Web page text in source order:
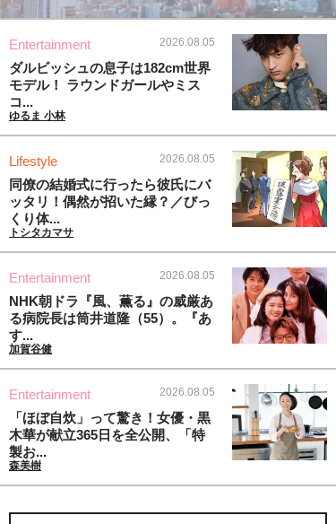
Entertainment 2026.08.05
ダルビッシュの息子は182cm世界
モデル！ ラウンドガールやミス
コ...
ゆるま 小林
Lifestyle 2026.08.05
同僚の結婚式に行ったら彼氏にバ
ッタリ！偶然が招いた縁？／びっ
くり体...
トシタカマサ
Entertainment 2026.08.05
NHK朝ドラ『風、薫る』の威厳あ
る病院長は筒井道隆（55）。『あ
す...
加賀谷健
Entertainment 2026.08.05
「ほぼ自炊」って驚き！女優・黒
木華が献立365日を全公開、「特
製お...
森美樹